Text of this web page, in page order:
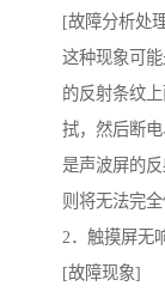
[故障分析处
这种现象可
的反射条纹
拭，然后断
是声波屏的
则将无法完全
2．触摸屏无
[故障现象]